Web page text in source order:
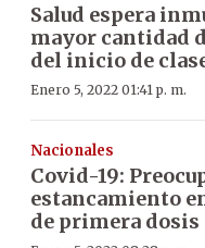
Salud espera
mayor cantidad
del inicio de
Enero 5, 2022 01:41 p. m.
Nacionales
Covid-19:
estancamiento
de primera dosis